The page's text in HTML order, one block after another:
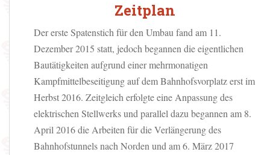
Zeitplan
Der erste Spatenstich für den Umbau fand am 11.
Dezember 2015 statt, jedoch begannen die eigentlichen
Bautätigkeiten aufgrund einer mehrmonatigen
Kampfmittelbeseitigung auf dem Bahnhofsvorplatz erst im
Herbst 2016. Zeitgleich erfolgte eine Anpassung des
elektrischen Stellwerks und parallel dazu begannen am 8.
April 2016 die Arbeiten für die Verlängerung des
Bahnhofstunnels nach Norden und am 6. März 2017